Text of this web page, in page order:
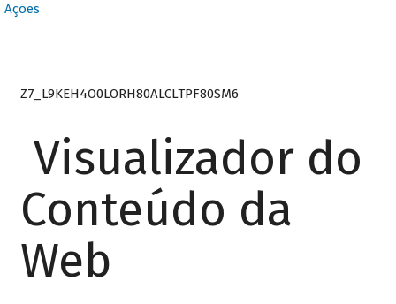
Ações
Z7_L9KEH4O0LORH80ALCLTPF80SM6
Visualizador do
Conteúdo da
Web